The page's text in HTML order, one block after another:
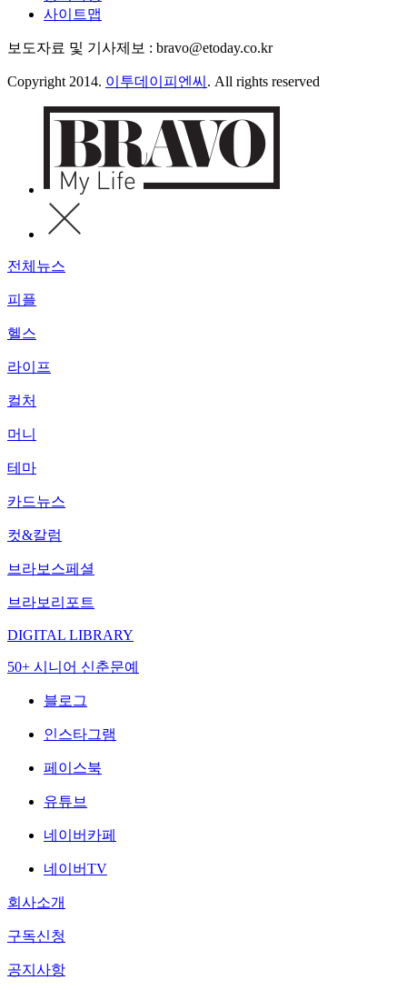
사이트맵
보도자료 및 기사제보 : bravo@etoday.co.kr
Copyright 2014. 이투데이피엔씨 . All rights reserved
전체뉴스
피플
헬스
라이프
컬처
머니
테마
카드뉴스
컷&칼럼
브라보스페셜
브라보리포트
DIGITAL LIBRARY
50+ 시니어 신춘문예
블로그
인스타그램
페이스북
유튜브
네이버카페
네이버TV
회사소개
구독신청
공지사항